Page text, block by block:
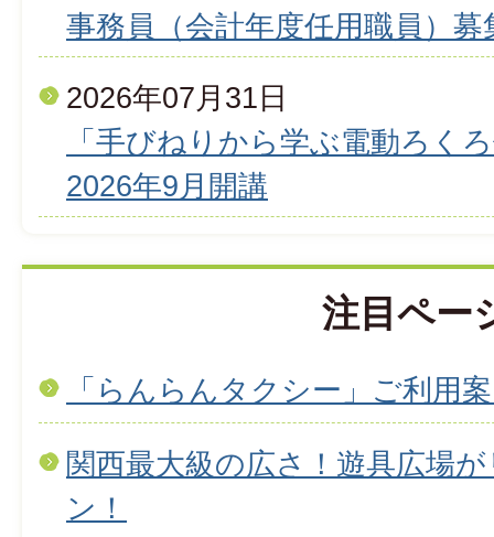
事務員（会計年度任用職員）募
2026年07月31日
「手びねりから学ぶ電動ろく
2026年9月開講
注目ペー
「らんらんタクシー」ご利用
関西最大級の広さ！遊具広場
ン！